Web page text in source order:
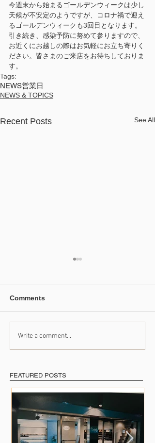
FEATURED POSTS
今週末から始まるゴールデンウィークは少し
天候が不安定のようですが、コロナ禍で迎え
るゴールデンウィークも3回目となります。
引き続き、感染予防に努めて参りますので、
お近くにお越しの際はお気軽にお立ち寄りく
ださい。皆さまのご来店をお待ちしておりま
す。
Tags:
NEWS営業日
NEWS & TOPICS
Recent Posts See All
たくさんの出会いに支え
られて
Comments
Write a comment...